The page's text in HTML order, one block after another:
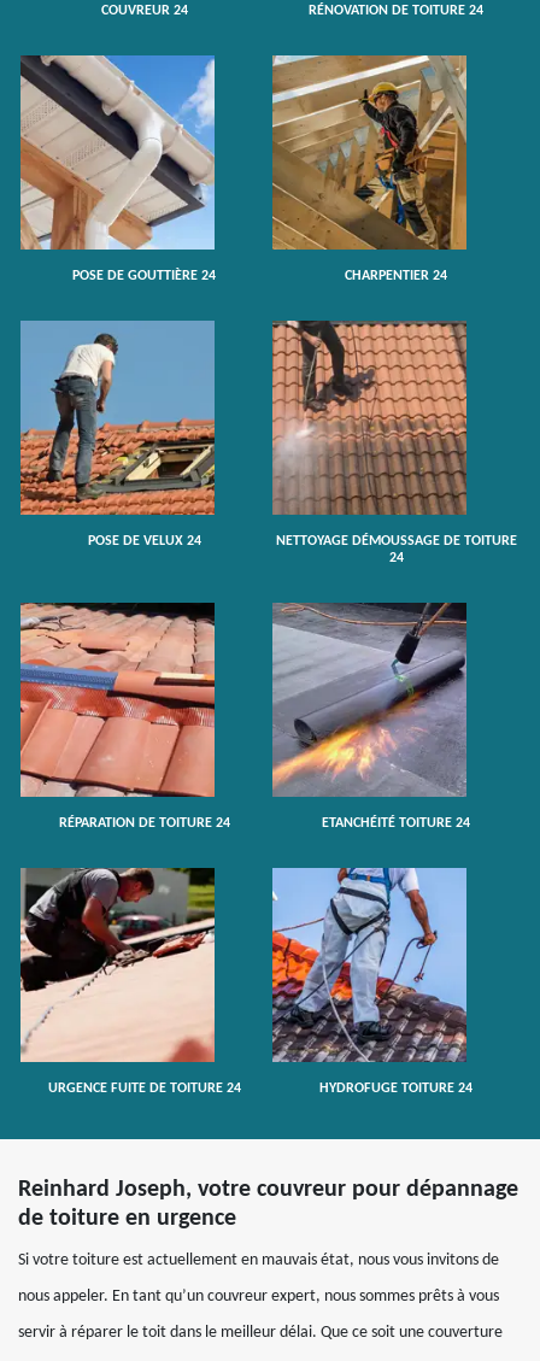
COUVREUR 24 RÉNOVATION DE TOITURE 24
POSE DE GOUTTIÈRE 24 CHARPENTIER 24
POSE DE VELUX 24
NETTOYAGE DÉMOUSSAGE DE TOITURE
24
RÉPARATION DE TOITURE 24 ETANCHÉITÉ TOITURE 24
URGENCE FUITE DE TOITURE 24 HYDROFUGE TOITURE 24
Reinhard Joseph, votre couvreur pour dépannage
de toiture en urgence
Si votre toiture est actuellement en mauvais état, nous vous invitons de
nous appeler. En tant qu’un couvreur expert, nous sommes prêts à vous
servir à réparer le toit dans le meilleur délai. Que ce soit une couverture